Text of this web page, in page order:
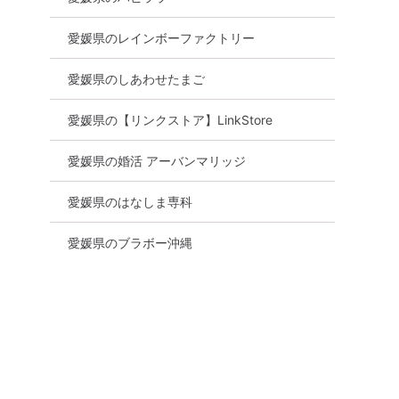
愛媛県のレインボーファクトリー
愛媛県のしあわせたまご
愛媛県の【リンクストア】LinkStore
愛媛県の婚活 アーバンマリッジ
愛媛県のはなしま専科
愛媛県のブラボー沖縄